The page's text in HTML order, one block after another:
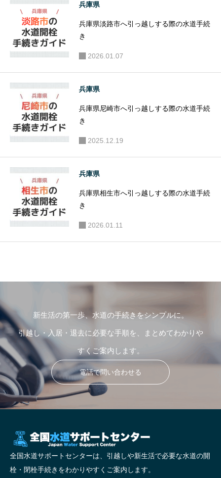
兵庫県
兵庫県淡路市へ引っ越しする際の水道手続
き
2026.01.07
兵庫県
兵庫県尼崎市へ引っ越しする際の水道手続
き
2025.12.19
兵庫県
兵庫県相生市へ引っ越しする際の水道手続
き
2026.01.11
新生活の第一歩、水道の手続きをシンプルに。
引越し・入居・退去に必要な手順を、まとめてわかりや
すくご案内します。
電話で問い合わせる
全国水道サポートセンターは、引越しや新生活で必要な水道の開
栓・閉栓手続きをわかりやすくご案内します。